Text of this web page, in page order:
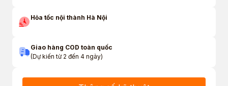
Hỏa tốc nội thành Hà Nội
Giao hàng COD toàn quốc
(Dự kiến từ 2 đến 4 ngày)